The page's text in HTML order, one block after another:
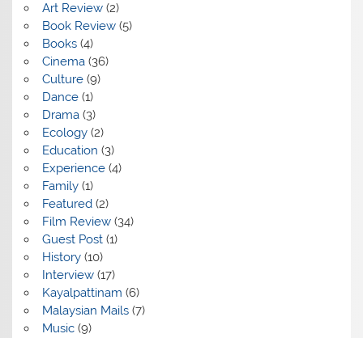
Art Review(2)
Book Review(5)
Books(4)
Cinema(36)
Culture(9)
Dance(1)
Drama(3)
Ecology(2)
Education (3)
Experience(4)
Family(1)
Featured(2)
Film Review(34)
Guest Post(1)
History(10)
Interview(17)
Kayalpattinam (6)
Malaysian Mails(7)
Music(9)